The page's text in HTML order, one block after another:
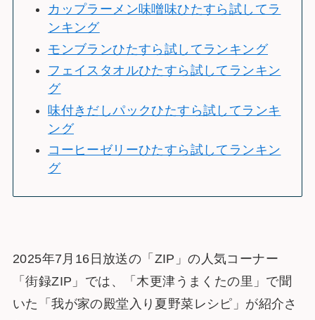
カップラーメン味噌味ひたすら試してラ
ンキング
モンブランひたすら試してランキング
フェイスタオルひたすら試してランキン
グ
味付きだしパックひたすら試してランキ
ング
コーヒーゼリーひたすら試してランキン
グ
2025年7月16日放送の「ZIP」の人気コーナー
「街録ZIP」では、「木更津うまくたの里」で聞
いた「我が家の殿堂入り夏野菜レシピ」が紹介さ